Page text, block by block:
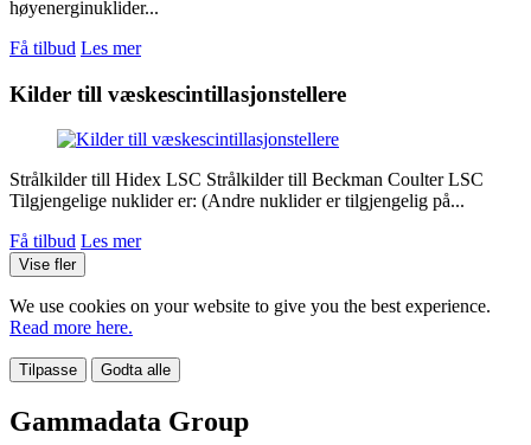
høyenerginuklider...
Få tilbud Les mer
Kilder till væskescintillasjonstellere
Strålkilder till Hidex LSC Strålkilder till Beckman Coulter LSC
Tilgjengelige nuklider er: (Andre nuklider er tilgjengelig på...
Få tilbud Les mer
Vise fler
We use cookies on your website to give you the best experience.
Read more here.
Tilpasse Godta alle
Gammadata Group